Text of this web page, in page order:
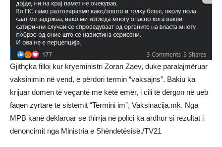
Gjithçka filloi kur kryeministri Zoran Zaev, duke paralajmëruar
vaksinimin në vend, e përdori termin “vaksajns”. Bakiu ka
krijuar domen të veçantë me këtë emër, i cili të dërgon në ueb
faqen zyrtare të sistemit “Termini im”, Vaksinacija.mk. Nga
MPB kanë deklaruar se thirrja në polici ka ardhur si rezultat i
denoncimit nga Ministria e Shëndetësisë./TV21